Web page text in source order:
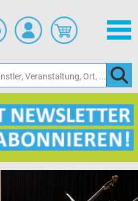
Hauptinhalt
springen